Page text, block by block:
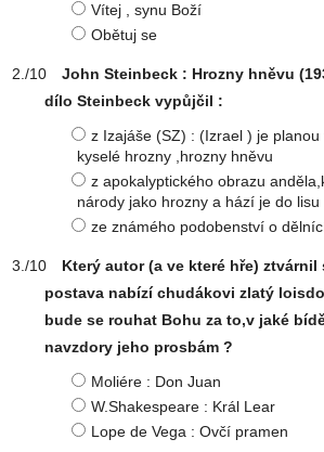
Vítej , synu Boží
Obětuj se
John Steinbeck : Hrozny hněvu
dílo Steinbeck vypůjčil :
z Izajáše (SZ) : (Izrael ) je
kyselé hrozny ,hrozny hněvu
z apokalyptického obrazu
národy jako hrozny a hází je do
ze známého podobenství o
Který autor (a ve které hře)
postava nabízí chudákovi zlatý
bude se rouhat Bohu za to,v jaké
navzdory jeho prosbám ?
Moliére : Don Juan
W.Shakespeare : Král Lear
Lope de Vega : Ovčí pramen